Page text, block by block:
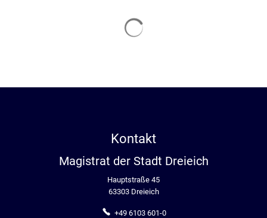
Kontakt
Magistrat der Stadt Dreieich
Hauptstraße 45
63303 Dreieich
+49 6103 601-0